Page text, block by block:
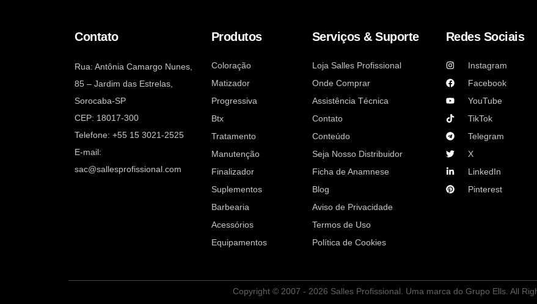
Contato
Rua: Antônia Camargo Nunes,
85 – Jardim das Estrelas,
Sorocaba-SP
CEP: 18017-300
Telefone: +55 15 3021-2525
E-mail:
sac@sallesprofissional.com
Produtos
Coloração
Matizador
Progressiva
Btx
Tratamento
Manutenção
Finalizador
Suplementos
Barbearia
Acessórios
Equipamentos
Serviços & Suporte
Loja Salles Profissional
Onde Comprar
Assistência Técnica
Contato
Conteúdo
Seja Nosso Distribuidor
Ficha de Anamnese
Blog
Aviso de Privacidade
Termos de Uso
Política de Cookies
Redes Sociais
Instagram
Facebook
YouTube
TikTok
Telegram
X
LinkedIn
Pinterest
Copyright © 2007 - 2026 Salles Profissional. Uma marca do Grupo Ells. All